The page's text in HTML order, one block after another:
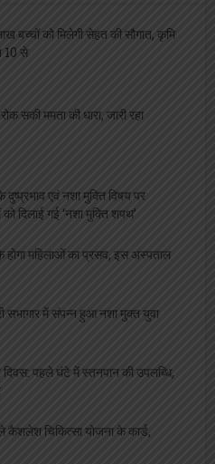
बच्चों को मिलेगी सेहत की सौगात, कृमि
10 से
रोक सकी ममता की धारा, जारी रहा
दुष्प्रभाव एवं नशा मुक्ति विषय पर
दिलाई गई ‘नशा मुक्ति शपथ’
होगा महिलाओं का प्रसव, इस अस्पताल
सभागार में संपन्न हुआ नशा मुक्त युवा
दिवस: पहले घंटे में स्तनपान की उपलब्धि,
कैशलेश चिकित्सा योजना के कार्ड,